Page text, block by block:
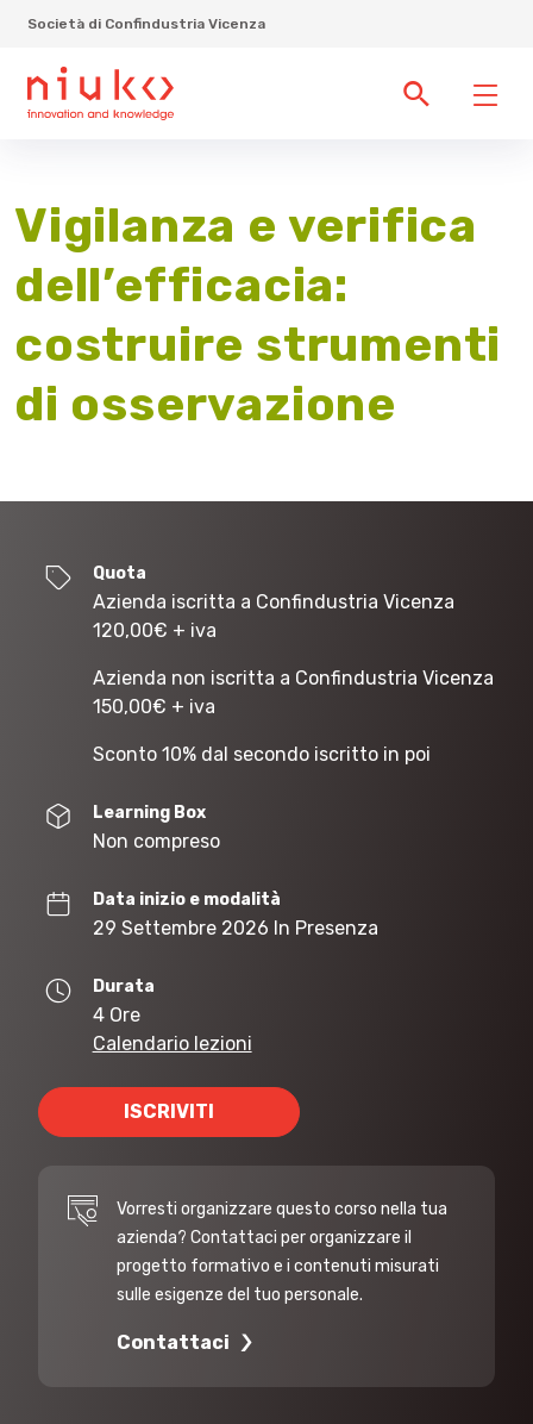
Società di Confindustria Vicenza
Vigilanza e verifica
dell’efficacia:
costruire strumenti
di osservazione
Quota
Azienda iscritta a Confindustria Vicenza
120,00€ + iva
Azienda non iscritta a Confindustria Vicenza
150,00€ + iva
Sconto 10% dal secondo iscritto in poi
Learning Box
Non compreso
Data inizio e modalità
29 Settembre 2026 In Presenza
Durata
4 Ore
Calendario lezioni
ISCRIVITI
Vorresti organizzare questo corso nella tua
azienda? Contattaci per organizzare il
progetto formativo e i contenuti misurati
sulle esigenze del tuo personale.
Contattaci